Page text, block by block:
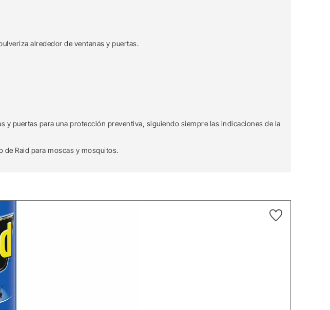
alrededor de ventanas y puertas.
puertas para una protección preventiva, siguiendo siempre las indicaciones de la
de Raid para moscas y mosquitos.